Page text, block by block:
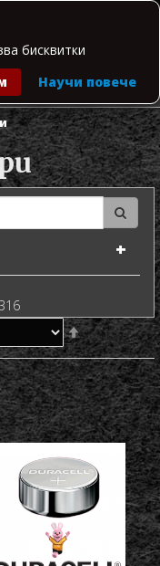
бисквитки
Научи повече
Моята количка
316
Настрой
низходяща
посока